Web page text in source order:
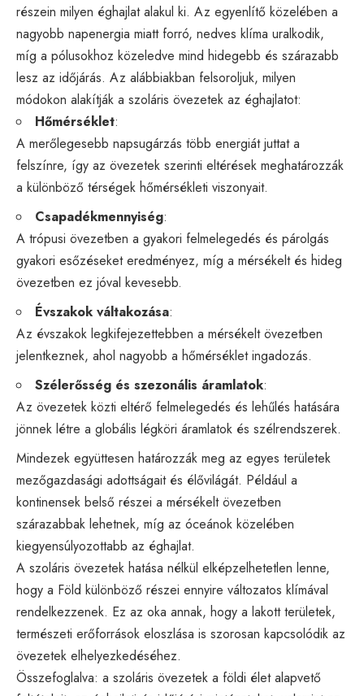
részein milyen éghajlat alakul ki. Az egyenlítő közelében a
nagyobb napenergia miatt forró, nedves klíma uralkodik,
míg a pólusokhoz közeledve mind hidegebb és szárazabb
lesz az időjárás. Az alábbiakban felsoroljuk, milyen
módokon alakítják a szoláris övezetek az éghajlatot:
Hőmérséklet:
A merőlegesebb napsugárzás több energiát juttat a
felszínre, így az övezetek szerinti eltérések meghatározzák
a különböző térségek hőmérsékleti viszonyait.
Csapadékmennyiség:
A trópusi övezetben a gyakori felmelegedés és párolgás
gyakori esőzéseket eredményez, míg a mérsékelt és hideg
övezetben ez jóval kevesebb.
Évszakok váltakozása:
Az évszakok legkifejezettebben a mérsékelt övezetben
jelentkeznek, ahol nagyobb a hőmérséklet ingadozás.
Szélerősség és szezonális áramlatok:
Az övezetek közti eltérő felmelegedés és lehűlés hatására
jönnek létre a globális légköri áramlatok és szélrendszerek.
Mindezek együttesen határozzák meg az egyes területek
mezőgazdasági adottságait és élővilágát. Például a
kontinensek belső részei a mérsékelt övezetben
szárazabbak lehetnek, míg az óceánok közelében
kiegyensúlyozottabb az éghajlat.
A szoláris övezetek hatása nélkül elképzelhetetlen lenne,
hogy a Föld különböző részei ennyire változatos klímával
rendelkezzenek. Ez az oka annak, hogy a lakott területek,
természeti erőforrások eloszlása is szorosan kapcsolódik az
övezetek elhelyezkedéséhez.
Összefoglalva: a szoláris övezetek a földi élet alapvető